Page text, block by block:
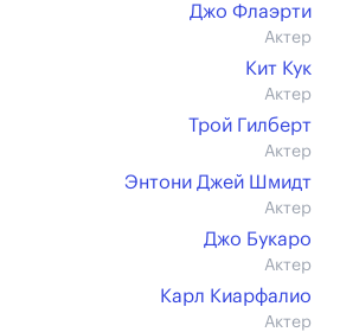
Джо Флаэрти
Актер
Кит Кук
Актер
Трой Гилберт
Актер
Энтони Джей Шмидт
Актер
Джо Букаро
Актер
Карл Киарфалио
Актер